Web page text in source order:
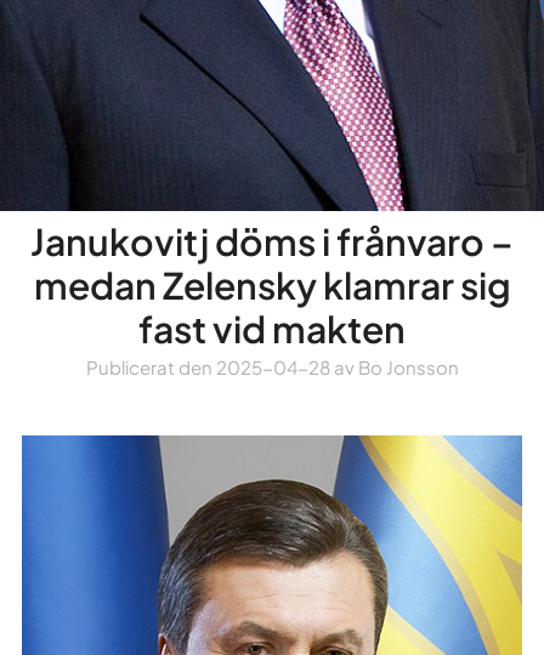
Janukovitj döms i frånvaro –
medan Zelensky klamrar sig
fast vid makten
Publicerat den 2025-04-28av Bo Jonsson